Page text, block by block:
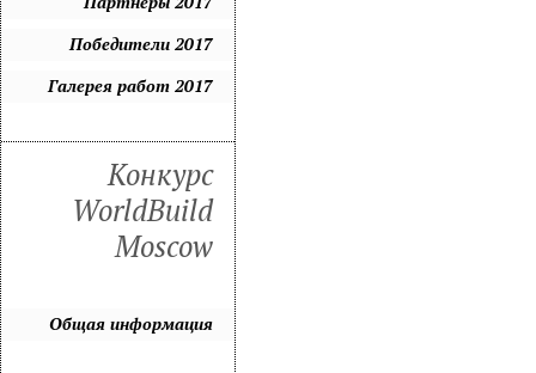
Победители 2017
Галерея работ 2017
Конкурс
WorldBuild
Moscow
Общая информация